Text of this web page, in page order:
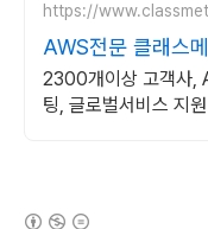
https://
AWS전문 클래스
2300개이상 고객사,
팅, 글로벌서비스 지원